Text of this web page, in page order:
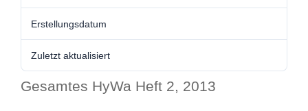
Erstellungsdatum
Zuletzt aktualisiert
Gesamtes HyWa Heft 2, 2013